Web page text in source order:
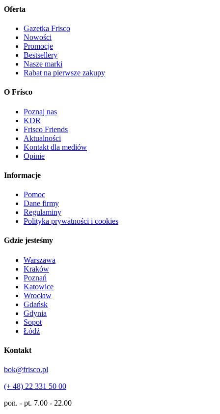
Oferta
Gazetka Frisco
Nowości
Promocje
Bestsellery
Nasze marki
Rabat na pierwsze zakupy
O Frisco
Poznaj nas
KDR
Frisco Friends
Aktualności
Kontakt dla mediów
Opinie
Informacje
Pomoc
Dane firmy
Regulaminy
Polityka prywatności i cookies
Gdzie jesteśmy
Warszawa
Kraków
Poznań
Katowice
Wrocław
Gdańsk
Gdynia
Sopot
Łódź
Kontakt
bok@frisco.pl
(+ 48) 22 331 50 00
pon. - pt. 7.00 - 22.00